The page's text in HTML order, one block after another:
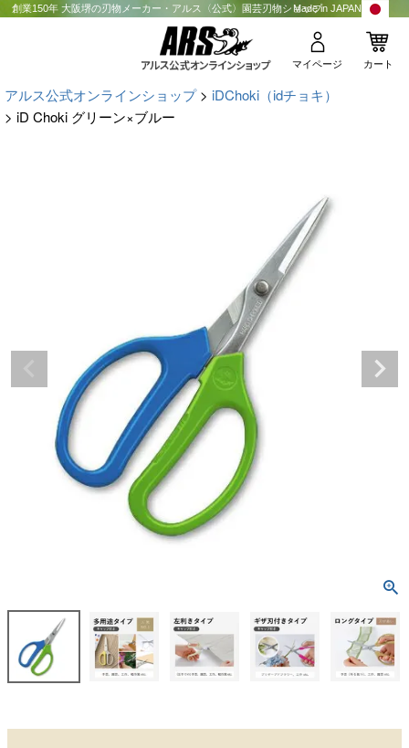
創業150年 大阪堺の刃物メーカー・アルス〈公式〉園芸刃物ショップMade in JAPAN
マイページ カート
アルス公式オンラインショップ
iDChoki（idチョキ）
iD Choki グリーン×ブルー